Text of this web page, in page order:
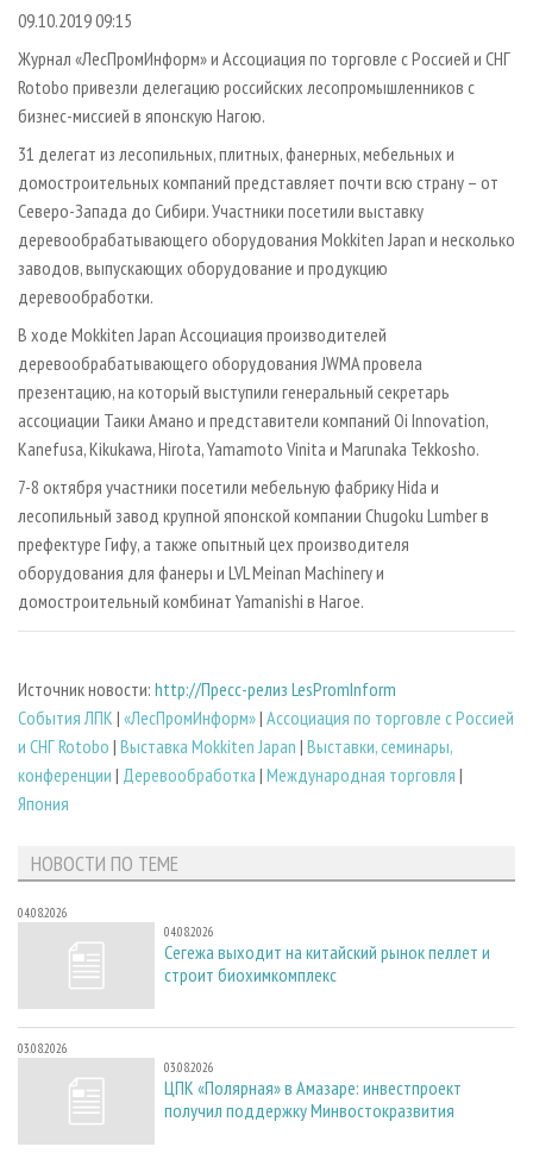
СУШКА ДРЕВЕСИНЫ
ПРОИЗВОДСТВО ДРЕВЕСНЫХ ПЛИТ
ДЕРЕВЯННОЕ ДОМОСТРОЕНИЕ
ПРОИЗВОДСТВО МЕБЕЛИ
БИОЭНЕРГЕТИКА
ЦБП
ИНСТРУМЕНТ И МАТЕРИАЛЫ
ПЕРСОНЫ
МОБИЛЬНЫЕ ВЫСТАВКИ
ОФИЦИАЛЬНЫЕ ДЕЛЕГАЦИИ
RUSSIAN FORESTRY REVIEW
ГАЗЕТА ЛЕСПРОМФОРУМ
БИБЛИОТЕКА СПЕЦИАЛИСТА
КОНТАКТЫ
РЕКЛАМА
РЕКЛАМА НА САЙТЕ
09.10.2019 09:15
Журнал «ЛесПромИнформ» и Ассоциация по торговле с Россией и СНГ
Rotobo привезли делегацию российских лесопромышленников с
бизнес-миссией в японскую Нагою.
31 делегат из лесопильных, плитных, фанерных, мебельных и
домостроительных компаний представляет почти всю страну – от
Северо-Запада до Сибири. Участники посетили выставку
деревообрабатывающего оборудования Mokkiten Japan и несколько
заводов, выпускающих оборудование и продукцию
деревообработки.
В ходе Mokkiten Japan Ассоциация производителей
деревообрабатывающего оборудования JWMA провела
презентацию, на который выступили генеральный секретарь
ассоциации Таики Амано и представители компаний Oi Innovation,
Kanefusa, Kikukawa, Hirota, Yamamoto Vinita и Marunaka Tekkosho.
7-8 октября участники посетили мебельную фабрику Hida и
лесопильный завод крупной японской компании Chugoku Lumber в
префектуре Гифу, а также опытный цех производителя
оборудования для фанеры и LVL Meinan Machinery и
домостроительный комбинат Yamanishi в Нагое.
Источник новости: http://Пресс-релиз LesPromInform
Cобытия ЛПК | «ЛесПромИнформ»| Ассоциация по торговле с Россией
и СНГ Rotobo | Выставка Mokkiten Japan | Выставки, семинары,
конференции | Деревообработка | Международная торговля |
Япония
НОВОСТИ ПО ТЕМЕ
04.08.2026
04.08.2026
Сегежа выходит на китайский рынок пеллет и
строит биохимкомплекс
03.08.2026
03.08.2026
ЦПК «Полярная» в Амазаре: инвестпроект
получил поддержку Минвостокразвития